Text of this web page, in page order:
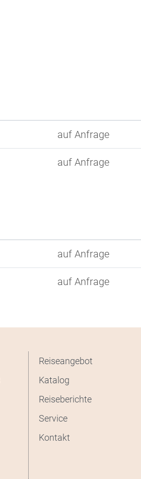
auf Anfrage
auf Anfrage
auf Anfrage
auf Anfrage
Reiseangebot
Katalog
Reiseberichte
Service
Kontakt